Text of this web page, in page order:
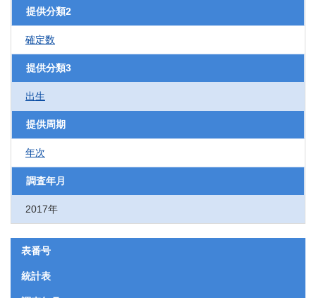
提供分類2
確定数
提供分類3
出生
提供周期
年次
調査年月
2017年
表番号
統計表